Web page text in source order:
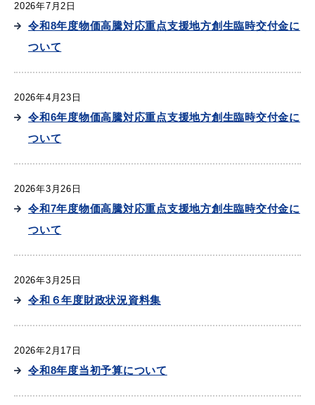
教育・文化・
観光・飲食
場面から探す
教育 出会い・結婚
2026年7月2日
令和8年度物価高騰対応重点支援地方創生臨時交付金に
ついて
2026年4月23日
令和6年度物価高騰対応重点支援地方創生臨時交付金に
ついて
2026年3月26日
令和7年度物価高騰対応重点支援地方創生臨時交付金に
ついて
2026年3月25日
令和６年度財政状況資料集
2026年2月17日
令和8年度当初予算について